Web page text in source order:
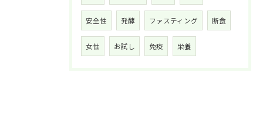
安全性 発酵 ファスティング 断食
女性 お試し 免疫 栄養